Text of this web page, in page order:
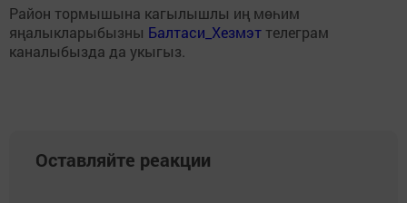
Район тормышына кагылышлы иң мөһим
яңалыкларыбызны Балтаси_Хезмэт телеграм
каналыбызда да укыгыз.
Оставляйте реакции